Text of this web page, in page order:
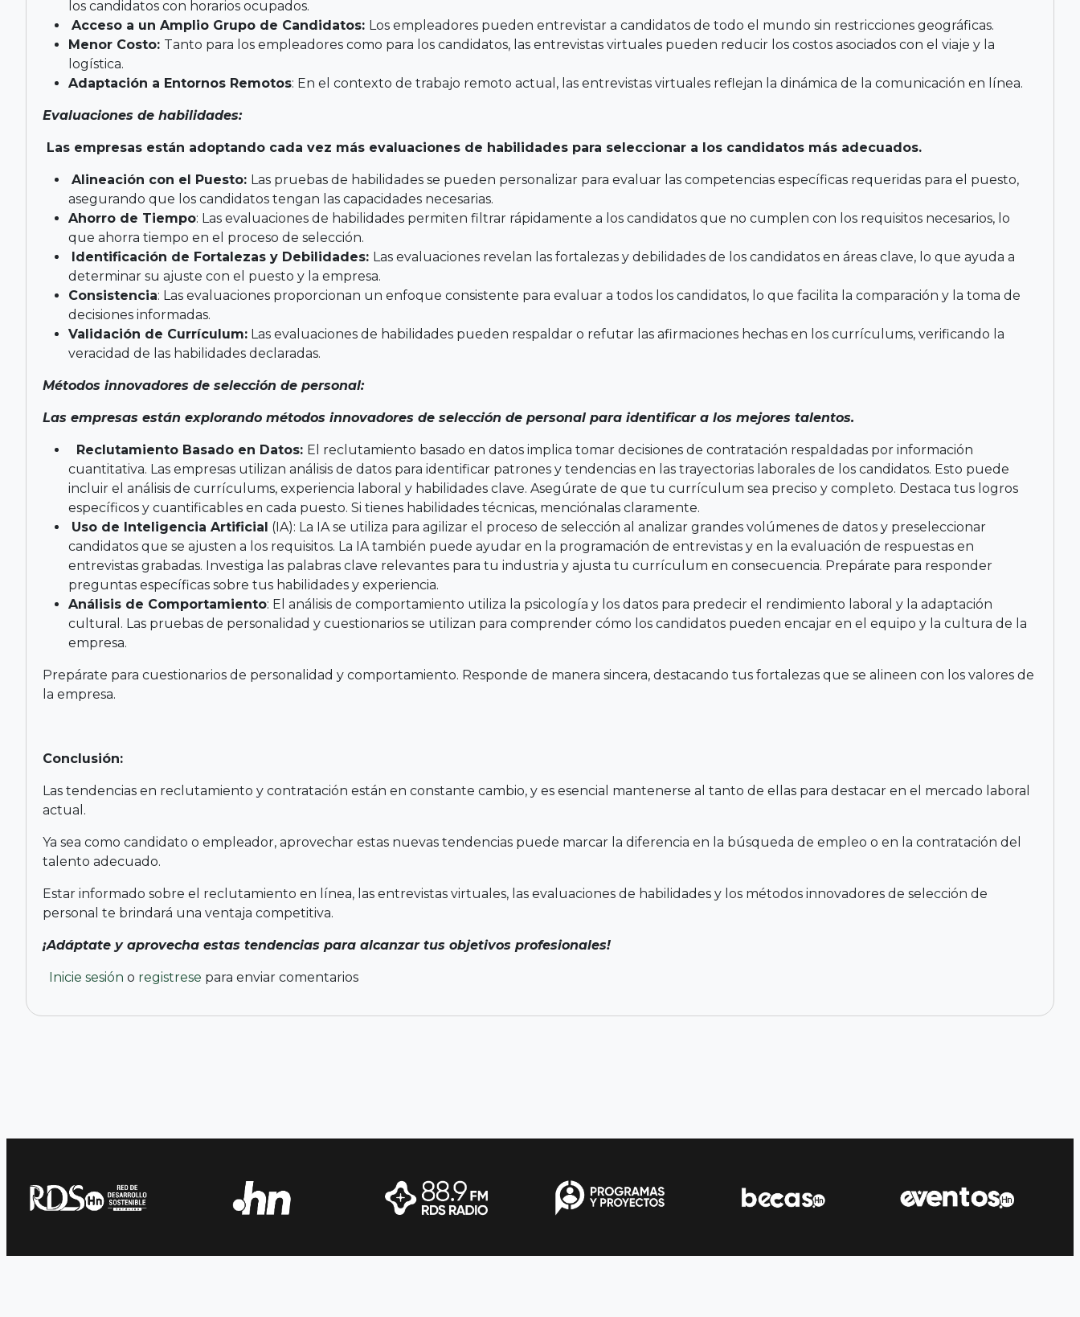
los candidatos con horarios ocupados.
Acceso a un Amplio Grupo de Candidatos: Los empleadores pueden entrevistar a candidatos de todo el mundo sin restricciones geográficas.
Menor Costo: Tanto para los empleadores como para los candidatos, las entrevistas virtuales pueden reducir los costos asociados con el viaje y la
logística.
Adaptación a Entornos Remotos: En el contexto de trabajo remoto actual, las entrevistas virtuales reflejan la dinámica de la comunicación en línea.
Evaluaciones de habilidades:
Las empresas están adoptando cada vez más evaluaciones de habilidades para seleccionar a los candidatos más adecuados.
Alineación con el Puesto: Las pruebas de habilidades se pueden personalizar para evaluar las competencias específicas requeridas para el puesto,
asegurando que los candidatos tengan las capacidades necesarias.
Ahorro de Tiempo: Las evaluaciones de habilidades permiten filtrar rápidamente a los candidatos que no cumplen con los requisitos necesarios, lo
que ahorra tiempo en el proceso de selección.
Identificación de Fortalezas y Debilidades: Las evaluaciones revelan las fortalezas y debilidades de los candidatos en áreas clave, lo que ayuda a
determinar su ajuste con el puesto y la empresa.
Consistencia: Las evaluaciones proporcionan un enfoque consistente para evaluar a todos los candidatos, lo que facilita la comparación y la toma de
decisiones informadas.
Validación de Currículum: Las evaluaciones de habilidades pueden respaldar o refutar las afirmaciones hechas en los currículums, verificando la
veracidad de las habilidades declaradas.
Métodos innovadores de selección de personal:
Las empresas están explorando métodos innovadores de selección de personal para identificar a los mejores talentos.
Reclutamiento Basado en Datos: El reclutamiento basado en datos implica tomar decisiones de contratación respaldadas por información
cuantitativa. Las empresas utilizan análisis de datos para identificar patrones y tendencias en las trayectorias laborales de los candidatos. Esto puede
incluir el análisis de currículums, experiencia laboral y habilidades clave. Asegúrate de que tu currículum sea preciso y completo. Destaca tus logros
específicos y cuantificables en cada puesto. Si tienes habilidades técnicas, menciónalas claramente.
Uso de Inteligencia Artificial (IA): La IA se utiliza para agilizar el proceso de selección al analizar grandes volúmenes de datos y preseleccionar
candidatos que se ajusten a los requisitos. La IA también puede ayudar en la programación de entrevistas y en la evaluación de respuestas en
entrevistas grabadas. Investiga las palabras clave relevantes para tu industria y ajusta tu currículum en consecuencia. Prepárate para responder
preguntas específicas sobre tus habilidades y experiencia.
Análisis de Comportamiento: El análisis de comportamiento utiliza la psicología y los datos para predecir el rendimiento laboral y la adaptación
cultural. Las pruebas de personalidad y cuestionarios se utilizan para comprender cómo los candidatos pueden encajar en el equipo y la cultura de la
empresa.
Prepárate para cuestionarios de personalidad y comportamiento. Responde de manera sincera, destacando tus fortalezas que se alineen con los valores de
la empresa.
Conclusión:
Las tendencias en reclutamiento y contratación están en constante cambio, y es esencial mantenerse al tanto de ellas para destacar en el mercado laboral
actual.
Ya sea como candidato o empleador, aprovechar estas nuevas tendencias puede marcar la diferencia en la búsqueda de empleo o en la contratación del
talento adecuado.
Estar informado sobre el reclutamiento en línea, las entrevistas virtuales, las evaluaciones de habilidades y los métodos innovadores de selección de
personal te brindará una ventaja competitiva.
¡Adáptate y aprovecha estas tendencias para alcanzar tus objetivos profesionales!
Inicie sesión o registrese para enviar comentarios